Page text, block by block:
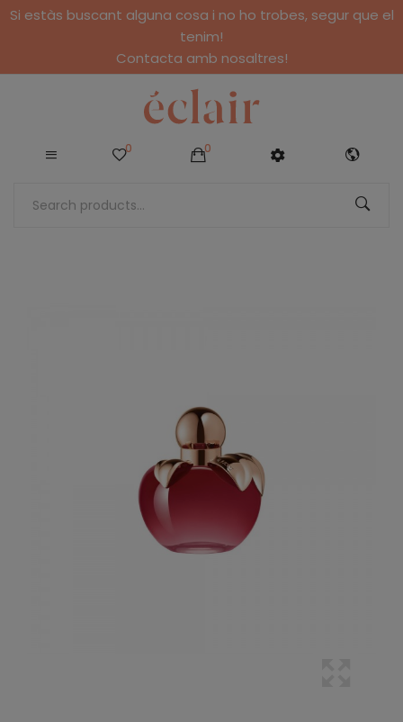
Si estàs buscant alguna cosa i no ho trobes, segur que el
tenim!
Contacta amb nosaltres!
0 0